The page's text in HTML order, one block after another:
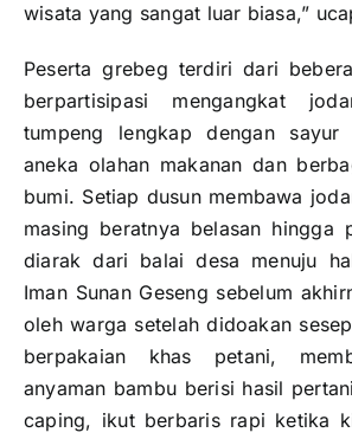
wisata yang sangat luar biasa,”
Peserta grebeg terdiri dari
berpartisipasi mengangkat
tumpeng lengkap dengan
aneka olahan makanan dan
bumi. Setiap dusun membawa
masing beratnya belasan hingga
diarak dari balai desa menuju
Iman Sunan Geseng sebelum
oleh warga setelah didoakan
berpakaian khas petani,
anyaman bambu berisi hasil
caping, ikut berbaris rapi ketika